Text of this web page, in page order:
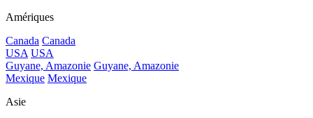
Amériques
Canada Canada
USA USA
Guyane, Amazonie Guyane, Amazonie
Mexique Mexique
Asie